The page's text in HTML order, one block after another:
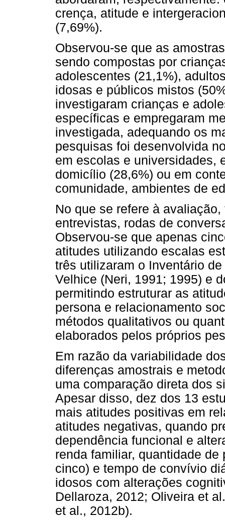
crença, atitude e
(7,69%).
Observou-se que as
sendo compostas por
adolescentes (21,1%),
idosas e públicos mistos
investigaram crianças e
específicas e empregaram
investigada, adequando os
pesquisas foi desenvolvida
em escolas e universidades,
domicílio (28,6%) ou em
comunidade, ambientes de
No que se refere à
entrevistas, rodas de
Observou-se que apenas
atitudes utilizando escalas
três utilizaram o Inventário
Velhice (Neri, 1991; 1995) e
permitindo estruturar as
persona e relacionamento
métodos qualitativos ou
elaborados pelos próprios
Em razão da variabilidade
diferenças amostrais e
uma comparação direta dos
Apesar disso, dez dos 13
mais atitudes positivas em
atitudes negativas, quando
dependência funcional e
renda familiar, quantidade
cinco) e tempo de convívio
idosos com alterações
Dellaroza, 2012; Oliveira et
et al., 2012b).